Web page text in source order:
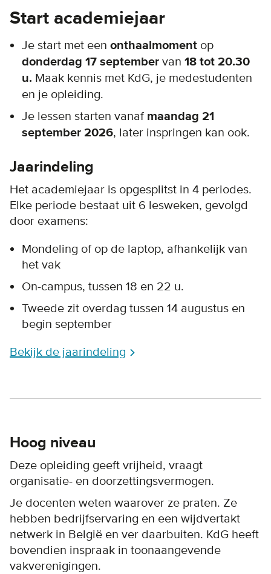
Start academiejaar
Je start met een onthaalmoment op
donderdag 17 september van 18 tot 20.30
u. Maak kennis met KdG, je medestudenten
en je opleiding.
Je lessen starten vanaf maandag 21
september 2026, later inspringen kan ook.
Jaarindeling
Het academiejaar is opgesplitst in 4 periodes.
Elke periode bestaat uit 6 lesweken, gevolgd
door examens:
Mondeling of op de laptop, afhankelijk van
het vak
On-campus, tussen 18 en 22 u.
Tweede zit overdag tussen 14 augustus en
begin september
Bekijk de jaarindeling
Hoog niveau
Deze opleiding geeft vrijheid, vraagt
organisatie- en doorzettingsvermogen.
Je docenten weten waarover ze praten. Ze
hebben bedrijfservaring en een wijdvertakt
netwerk in België en ver daarbuiten. KdG heeft
bovendien inspraak in toonaangevende
vakverenigingen.